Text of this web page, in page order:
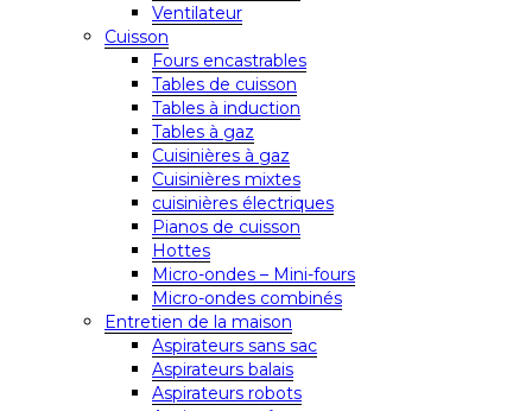
Ventilateur
Cuisson
Fours encastrables
Tables de cuisson
Tables à induction
Tables à gaz
Cuisinières à gaz
Cuisinières mixtes
cuisinières électriques
Pianos de cuisson
Hottes
Micro-ondes – Mini-fours
Micro-ondes combinés
Entretien de la maison
Aspirateurs sans sac
Aspirateurs balais
Aspirateurs robots